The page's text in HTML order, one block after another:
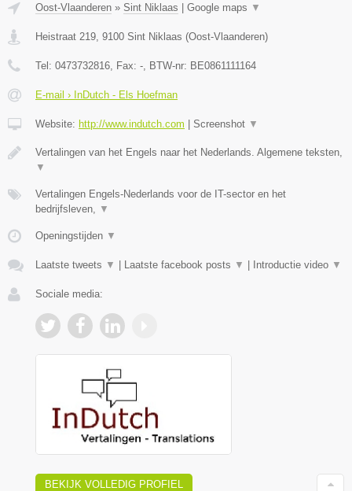
Oost-Vlaanderen » Sint Niklaas | Google maps ▼
Heistraat 219 9100 Sint Niklaas (Oost-Vlaanderen)
Tel: 0473732816 , Fax: - , BTW-nr: BE0861111164
E-mail › InDutch - Els Hoefman
Website: http://www.indutch.com | Screenshot ▼
Vertalingen van het Engels naar het Nederlands. Algemene teksten,
▼
Vertalingen Engels-Nederlands voor de IT-sector en het
bedrijfsleven,
▼
Openingstijden ▼
Laatste tweets ▼ | Laatste facebook posts ▼ | Introductie video ▼
Sociale media:
BEKIJK VOLLEDIG PROFIEL